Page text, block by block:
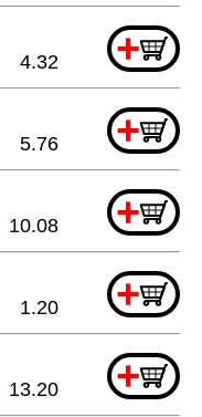
+
4.32
+
5.76
+
10.08
+
1.20
+
13.20